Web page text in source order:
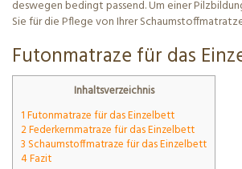
deswegen bedingt passend. Um einer
Sie für die Pflege von Ihrer
Futonmatraze für das
Inhaltsverzeichnis
1 Futonmatraze für das Einzelbett
2 Federkernmatraze für das Einzelbett
3 Schaumstoffmatraze für das Einzelbett
4 Fazit